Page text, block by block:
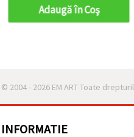
Adaugă în Coş
© 2004 - 2026 EM ART Toate
INFORMATIE